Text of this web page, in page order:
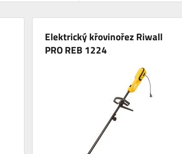
Elektrický křovinořez Riwall
PRO REB 1224